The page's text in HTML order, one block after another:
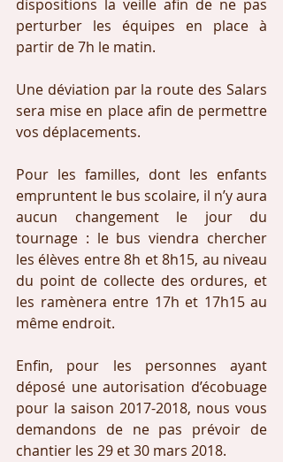
dispositions la veille afin de ne pas
perturber les équipes en place à
partir de 7h le matin.
Une déviation par la route des Salars
sera mise en place afin de permettre
vos déplacements.
Pour les familles, dont les enfants
empruntent le bus scolaire, il n’y aura
aucun changement le jour du
tournage : le bus viendra chercher
les élèves entre 8h et 8h15, au niveau
du point de collecte des ordures, et
les ramènera entre 17h et 17h15 au
même endroit.
Enfin, pour les personnes ayant
déposé une autorisation d’écobuage
pour la saison 2017-2018, nous vous
demandons de ne pas prévoir de
chantier les 29 et 30 mars 2018.